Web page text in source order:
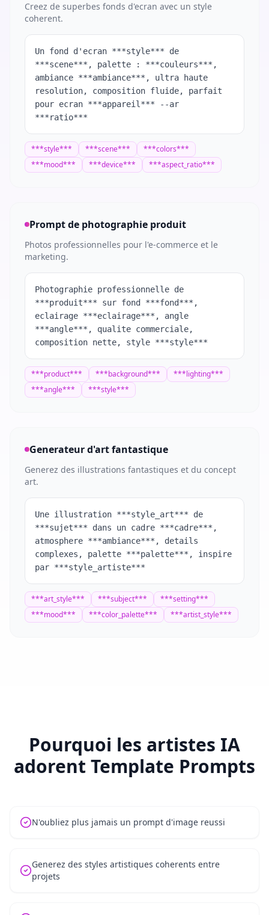
Creez de superbes fonds d'ecran avec un style
coherent.
Un fond d'ecran ***style*** de
***scene***, palette : ***couleurs***,
ambiance ***ambiance***, ultra haute
resolution, composition fluide, parfait
pour ecran ***appareil*** --ar
***ratio***
***style*** ***scene*** ***colors***
***mood*** ***device*** ***aspect_ratio***
Prompt de photographie produit
Photos professionnelles pour l'e-commerce et le
marketing.
Photographie professionnelle de
***produit*** sur fond ***fond***,
eclairage ***eclairage***, angle
***angle***, qualite commerciale,
composition nette, style ***style***
***product*** ***background*** ***lighting***
***angle*** ***style***
Generateur d'art fantastique
Generez des illustrations fantastiques et du concept
art.
Une illustration ***style_art*** de
***sujet*** dans un cadre ***cadre***,
atmosphere ***ambiance***, details
complexes, palette ***palette***, inspire
par ***style_artiste***
***art_style*** ***subject*** ***setting***
***mood*** ***color_palette*** ***artist_style***
Pourquoi les artistes IA
adorent Template Prompts
N'oubliez plus jamais un prompt d'image reussi
Generez des styles artistiques coherents entre
projets